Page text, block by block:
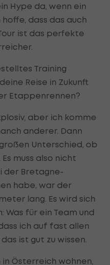
Hype da, wenn ein
dass das auch
ist das perfekte
Training
Reise in Zukunft
Etappenrennen?
aber ich komme
anderer. Dann
Unterschied, ob
muss also nicht
der Bretagne-
habe, war der
lang. Es wird sich
Was für ein Team und
ich auf fast allen
ist gut zu wissen.
Österreich wohnen,